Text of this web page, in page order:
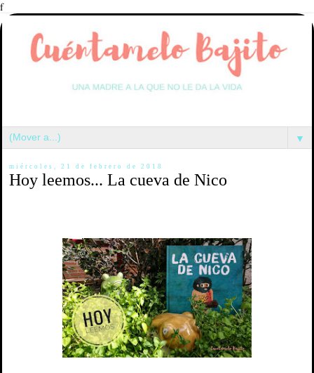
f
▼
miércoles, 21 de febrero de 2018
Hoy leemos... La cueva de Nico